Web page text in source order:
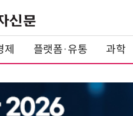
제 플랫폼·유통 과학